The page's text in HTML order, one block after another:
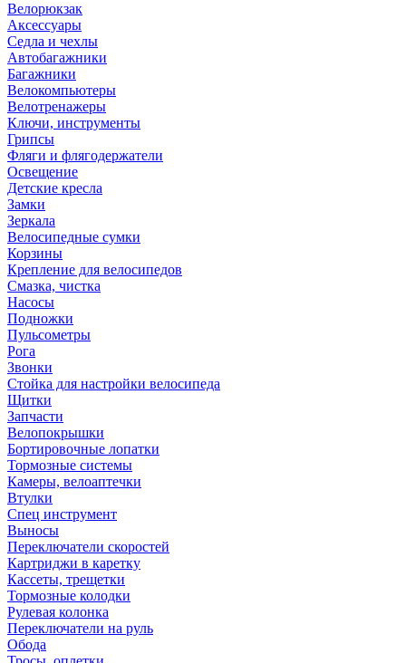
Велорюкзак
Аксессуары
Седла и чехлы
Автобагажники
Багажники
Велокомпьютеры
Велотренажеры
Ключи, инструменты
Грипсы
Фляги и флягодержатели
Освещение
Детские кресла
Замки
Зеркала
Велосипедные сумки
Корзины
Крепление для велосипедов
Смазка, чистка
Насосы
Подножки
Пульсометры
Рога
Звонки
Стойка для настройки велосипеда
Щитки
Запчасти
Велопокрышки
Бортировочные лопатки
Тормозные системы
Камеры, велоаптечки
Втулки
Спец инструмент
Выносы
Переключатели скоростей
Картриджи в каретку
Кассеты, трещетки
Тормозные колодки
Рулевая колонка
Переключатели на руль
Обода